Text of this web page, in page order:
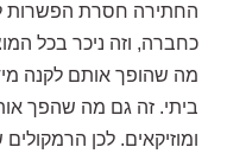
כחברה, וזה ניכר בכל
מה שהופך אותם לקנה
ביתי. זה גם מה שהפך
ומוזיקאים. לכן